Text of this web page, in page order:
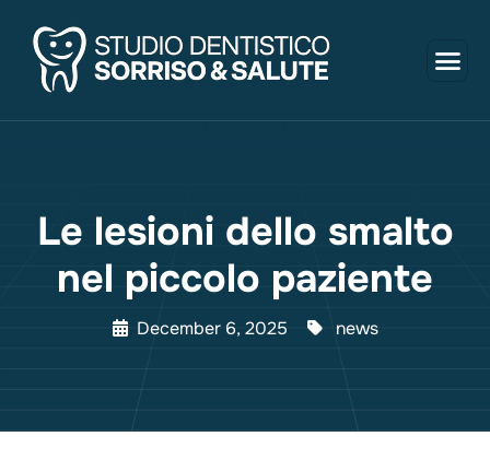
Le lesioni dello smalto
nel piccolo paziente
December 6, 2025 news